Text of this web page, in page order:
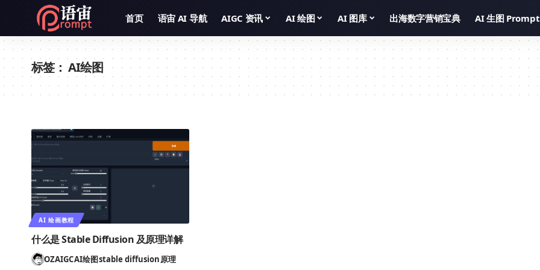
首页 语宙 AI 导航 AIGC 资讯 AI 绘图 AI 图库 出海数字营销宝典 AI 生图 Prompt
标签：AI绘图
AI 绘画教程
什么是 Stable Diffusion 及原理详解
OZAIGCAI绘图stable diffusion原理